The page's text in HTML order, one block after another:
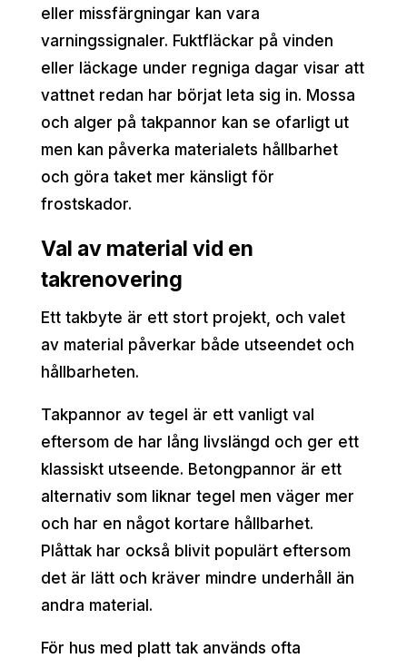
eller missfärgningar kan vara
varningssignaler. Fuktfläckar på vinden
eller läckage under regniga dagar visar att
vattnet redan har börjat leta sig in. Mossa
och alger på takpannor kan se ofarligt ut
men kan påverka materialets hållbarhet
och göra taket mer känsligt för
frostskador.
Val av material vid en
takrenovering
Ett takbyte är ett stort projekt, och valet
av material påverkar både utseendet och
hållbarheten.
Takpannor av tegel är ett vanligt val
eftersom de har lång livslängd och ger ett
klassiskt utseende. Betongpannor är ett
alternativ som liknar tegel men väger mer
och har en något kortare hållbarhet.
Plåttak har också blivit populärt eftersom
det är lätt och kräver mindre underhåll än
andra material.
För hus med platt tak används ofta